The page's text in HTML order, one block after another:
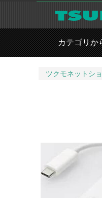
カテゴリか
ツクモネットシ